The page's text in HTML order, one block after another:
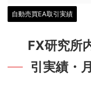
自動売買EA取引実績
FX研究所
引実績・